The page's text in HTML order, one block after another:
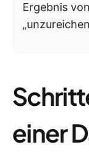
Ergebnis
einer